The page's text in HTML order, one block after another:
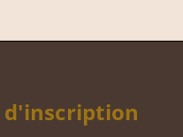
d'inscription